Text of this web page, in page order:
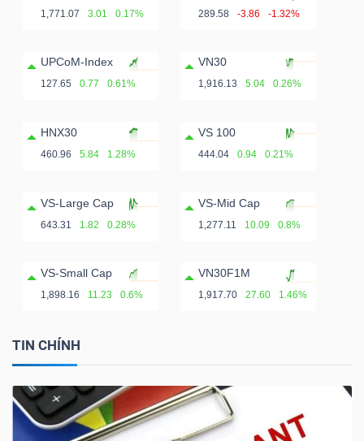
1,771.07 3.01 0.17% 289.58 -3.86 -1.32%
UPCoM-Index
127.65 0.77 0.61%
VN30
1,916.13 5.04 0.26%
HNX30
460.96 5.84 1.28%
VS 100
444.04 0.94 0.21%
VS-Large Cap
643.31 1.82 0.28%
VS-Mid Cap
1,277.11 10.09 0.8%
VS-Small Cap
1,898.16 11.23 0.6%
VN30F1M
1,917.70 27.60 1.46%
TIN CHÍNH
ngữ
Dịch
Sách
tài
chính